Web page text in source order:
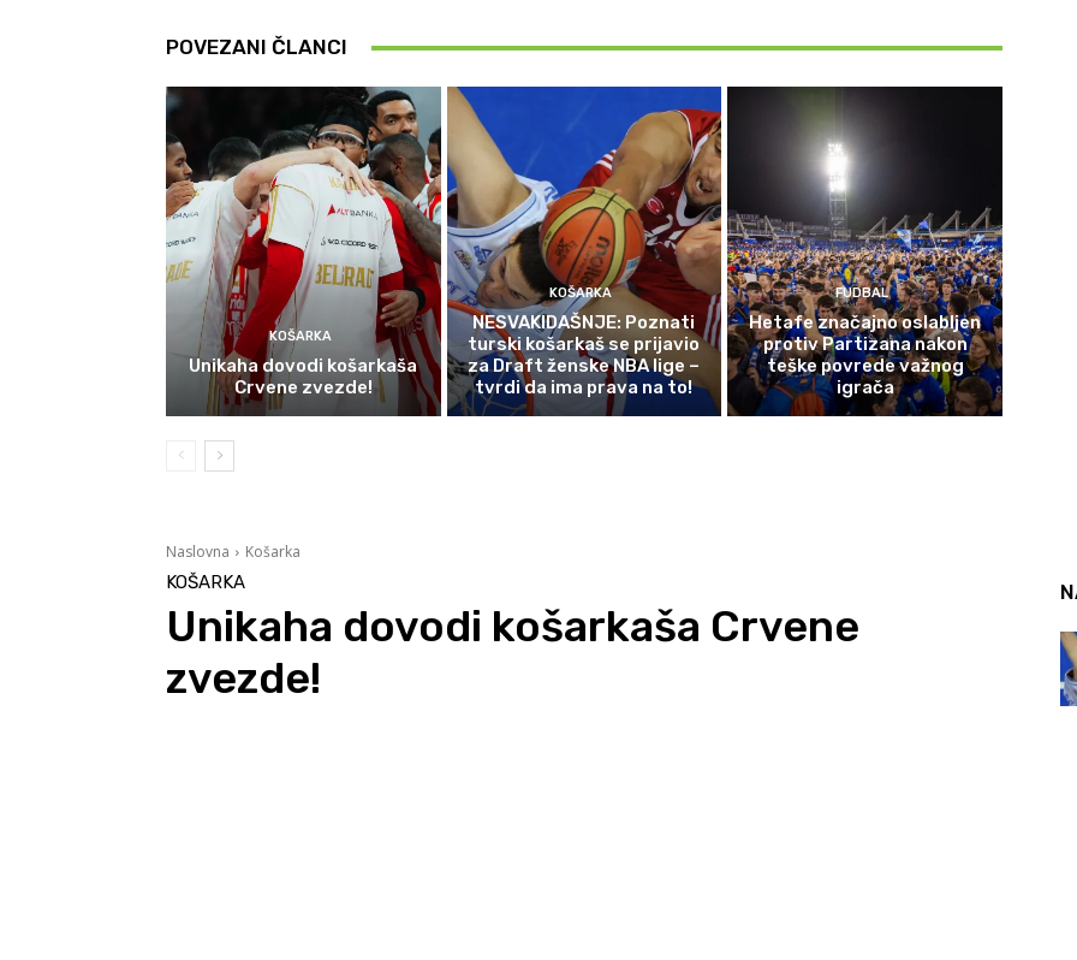
POVEZANI ČLANCI
KOŠARKA
Unikaha dovodi košarkaša
Crvene zvezde!
KOŠARKA
NESVAKIDAŠNJE: Poznati
turski košarkaš se prijavio
za Draft ženske NBA lige –
tvrdi da ima prava na to!
FUDBAL
Hetafe značajno oslabljen
protiv Partizana nakon
teške povrede važnog
igrača